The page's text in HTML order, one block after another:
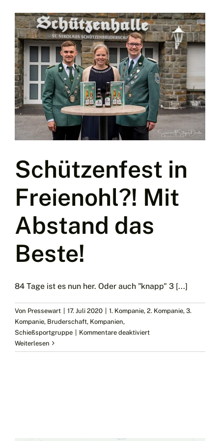
Schützenfest in
Freienohl?! Mit
Abstand das
Beste!
84 Tage ist es nun her. Oder auch "knapp" 3 [...]
Von Pressewart | 17. Juli 2020 | 1. Kompanie, 2. Kompanie, 3.
Kompanie, Bruderschaft, Kompanien,
Schießsportgruppe | Kommentare deaktiviertfür
in
Weiterlesen